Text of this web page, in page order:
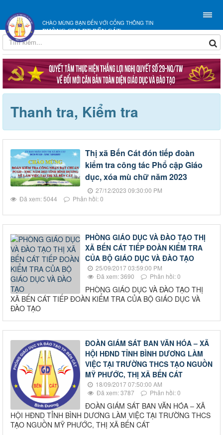
CHÀO MỪNG BẠN ĐẾN VỚI CỔNG THÔNG TIN
PHÒNG GD&ĐT BẾN CÁT
Thanh tra, Kiểm tra
Thị xã Bến Cát đón tiếp đoàn
kiểm tra công tác Phổ cập Giáo
dục, xóa mù chữ năm 2023
27/12/2023 09:30:00 PM
Đã xem: 5044
Phản hồi: 0
PHÒNG GIÁO DỤC VÀ ĐÀO TẠO THỊ
XÃ BẾN CÁT TIẾP ĐOÀN KIỂM TRA
CỦA BỘ GIÁO DỤC VÀ ĐÀO TẠO
25/09/2017 03:59:00 PM
Đã xem: 3690
Phản hồi: 0
PHÒNG GIÁO DỤC VÀ ĐÀO TẠO THỊ
XÃ BẾN CÁT TIẾP ĐOÀN KIỂM TRA CỦA BỘ GIÁO DỤC VÀ
ĐÀO TẠO
ĐOÀN GIÁM SÁT BAN VĂN HÓA – XÃ
HỘI HĐND TỈNH BÌNH DƯƠNG LÀM
VIỆC TẠI TRƯỜNG THCS TẠO NGUỒN
MỸ PHƯỚC, THỊ XÃ BẾN CÁT
18/09/2017 07:50:00 AM
Đã xem: 3787
Phản hồi: 0
ĐOÀN GIÁM SÁT BAN VĂN HÓA – XÃ
HỘI HĐND TỈNH BÌNH DƯƠNG LÀM VIỆC TẠI TRƯỜNG THCS
TẠO NGUỒN MỸ PHƯỚC, THỊ XÃ BẾN CÁT